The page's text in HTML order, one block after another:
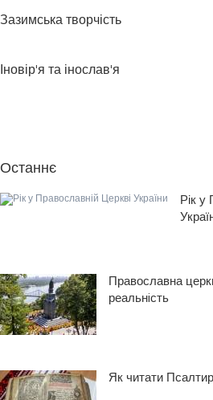
Зазимська творчість
Іновір'я та інослав'я
Останнє
Рік у
Православна
реальнiсть
Як читати Псалтир